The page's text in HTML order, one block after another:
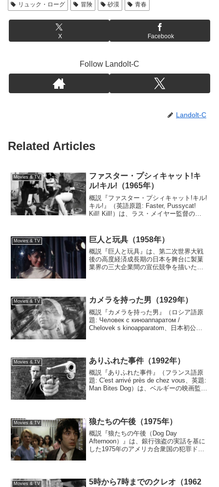
リュック・ローグ
冒険 砂漠 青春
X Facebook
Follow Landolt-C
Landolt-C
Related Articles
Movies & TV
ファスター・プシィキャット!キ
ル!キル!（1965年）
概説『ファスター・プシィキャット!キル!
キル!』（英語原題: Faster, Pussycat!
Kill! Kill!）は、ラス・メイヤー監督の
州の砂漠を舞台に、...
Movies & TV 巨人と玩具（1958年）
概説『巨人と玩具』は、第二次世界大戦
後の高度経済成長期の日本を舞台に製菓
業界の三大企業間の宣伝競争を描いた、
作は大映。主演は...
Movies & TV カメラを持った男（1929年）
概説『カメラを持った男』（ロシア語原
題: Человек с киноаппаратом /
Chelovek s kinoapparatom、日本初公開
Movies & TV ありふれた事件（1992年）
概説『ありふれた事件』（フランス語原
題: C'est arrivé près de chez vous、英題:
Man Bites Dog）は、ベルギーの映画監督
Movies & TV 狼たちの午後（1975年）
概説『狼たちの午後（Dog Day
Afternoon）』は、銀行強盗の実話を基に
した1975年のアメリカ合衆国の犯罪ドラ
とともに...
Movies & TV 5時から7時までのクレオ（1962